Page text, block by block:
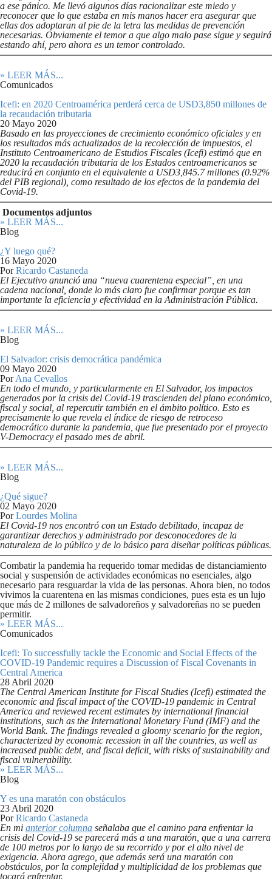
a ese pánico. Me llevó algunos días racionalizar este miedo y
reconocer que lo que estaba en mis manos hacer era asegurar que
ellas dos adoptaran al pie de la letra las medidas de prevención
necesarias. Obviamente el temor a que algo malo pase sigue y seguirá
estando ahí, pero ahora es un temor controlado.
» LEER MÁS...
Comunicados
Icefi: en 2020 Centroamérica perderá cerca de USD3,850 millones de
la recaudación tributaria
20 Mayo 2020
Basado en las proyecciones de crecimiento económico oficiales y en
los resultados más actualizados de la recolección de impuestos, el
Instituto Centroamericano de Estudios Fiscales (Icefi) estimó que en
2020 la recaudación tributaria de los Estados centroamericanos se
reducirá en conjunto en el equivalente a USD3,845.7 millones (0.92%
del PIB regional), como resultado de los efectos de la pandemia del
Covid-19.
Documentos adjuntos
» LEER MÁS...
Blog
¿Y luego qué?
16 Mayo 2020
PorRicardo Castaneda
El Ejecutivo anunció una “nueva cuarentena especial”, en una
cadena nacional, donde lo más claro fue confirmar porque es tan
importante la eficiencia y efectividad en la Administración Pública.
» LEER MÁS...
Blog
El Salvador: crisis democrática pandémica
09 Mayo 2020
PorAna Cevallos
En todo el mundo, y particularmente en El Salvador, los impactos
generados por la crisis del Covid-19 trascienden del plano económico,
fiscal y social, al repercutir también en el ámbito político. Esto es
precisamente lo que revela el índice de riesgo de retroceso
democrático durante la pandemia, que fue presentado por el proyecto
V-Democracy el pasado mes de abril.
» LEER MÁS...
Blog
¿Qué sigue?
02 Mayo 2020
PorLourdes Molina
El Covid-19 nos encontró con un Estado debilitado, incapaz de
garantizar derechos y administrado por desconocedores de la
naturaleza de lo público y de lo básico para diseñar políticas públicas.
Combatir la pandemia ha requerido tomar medidas de distanciamiento
social y suspensión de actividades económicas no esenciales, algo
necesario para resguardar la vida de las personas. Ahora bien, no todos
vivimos la cuarentena en las mismas condiciones, pues esta es un lujo
que más de 2 millones de salvadoreños y salvadoreñas no se pueden
permitir.
» LEER MÁS...
Comunicados
Icefi: To successfully tackle the Economic and Social Effects of the
COVID-19 Pandemic requires a Discussion of Fiscal Covenants in
Central America
28 Abril 2020
The Central American Institute for Fiscal Studies (Icefi) estimated the
economic and fiscal impact of the COVID-19 pandemic in Central
America and reviewed recent estimates by international financial
institutions, such as the International Monetary Fund (IMF) and the
World Bank. The findings revealed a gloomy scenario for the region,
characterized by economic recession in all the countries, as well as
increased public debt, and fiscal deficit, with risks of sustainability and
fiscal vulnerability.
» LEER MÁS...
Blog
Y es una maratón con obstáculos
23 Abril 2020
PorRicardo Castaneda
En mi anterior columna señalaba que el camino para enfrentar la
crisis del Covid-19 se parecerá más a una maratón, que a una carrera
de 100 metros por lo largo de su recorrido y por el alto nivel de
exigencia. Ahora agrego, que además será una maratón con
obstáculos, por la complejidad y multiplicidad de los problemas que
tocará enfrentar.